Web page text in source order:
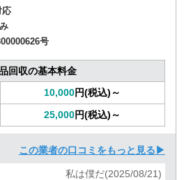
応
号
回収の基本料金
10,000円(税込)～
25,000円(税込)～
この業者の口コミをもっと見る▶
私は僕だ(2025/08/21)